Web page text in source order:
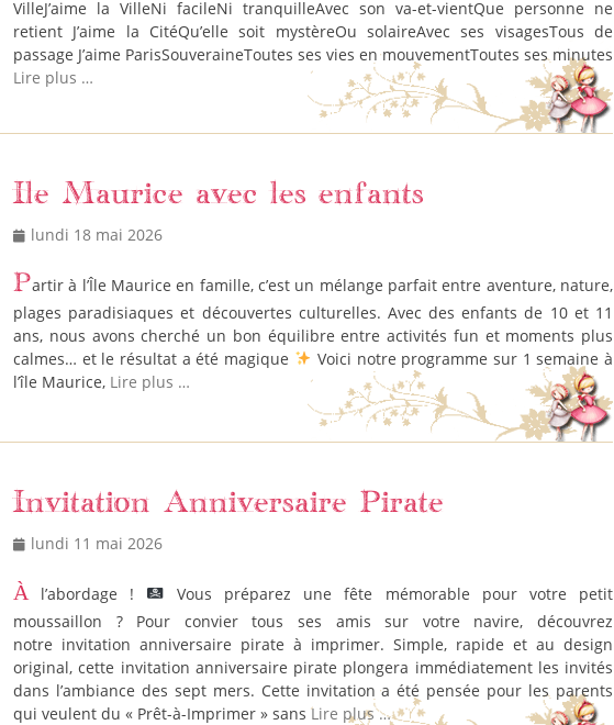
VilleJ’aime la VilleNi facileNi tranquilleAvec son va-et-vientQue personne ne
retient J’aime la CitéQu’elle soit mystèreOu solaireAvec ses visagesTous de
passage J’aime ParisSouveraineToutes ses vies en mouvementToutes ses minutes
Lire plus …
Ile Maurice avec les enfants
Posted
lundi 18 mai 2026
Partir à l’Île Maurice en famille, c’est un mélange parfait entre aventure, nature,
plages paradisiaques et découvertes culturelles. Avec des enfants de 10 et 11
ans, nous avons cherché un bon équilibre entre activités fun et moments plus
calmes… et le résultat a été magique
Voici notre programme sur 1 semaine à
l’île Maurice, Lire plus …
Invitation Anniversaire Pirate
Posted
lundi 11 mai 2026
À l’abordage !
Vous préparez une fête mémorable pour votre petit
moussaillon ? Pour convier tous ses amis sur votre navire, découvrez
notre invitation anniversaire pirate à imprimer. Simple, rapide et au design
original, cette invitation anniversaire pirate plongera immédiatement les invités
dans l’ambiance des sept mers. Cette invitation a été pensée pour les parents
qui veulent du « Prêt-à-Imprimer » sans Lire plus …